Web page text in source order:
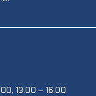
13.00 – 16.00